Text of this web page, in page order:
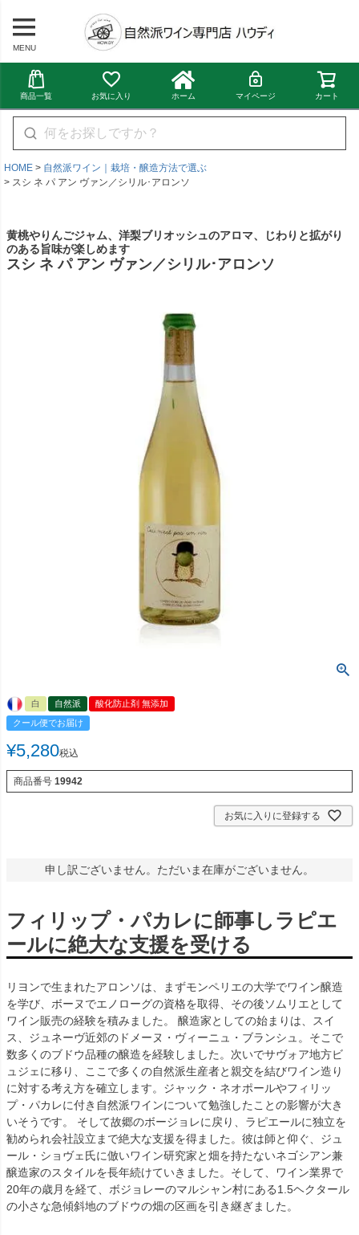
MENU
商品一覧 お気に入り ホーム マイページ カート
HOME
自然派ワイン｜栽培・醸造方法で選ぶ
スシ ネ パ アン ヴァン／シリル･アロンソ
黄桃やりんごジャム、洋梨ブリオッシュのアロマ、じわりと拡がり
のある旨味が楽しめます
スシ ネ パ アン ヴァン／シリル･アロンソ
白 自然派
酸化防止剤 無添加
クール便でお届け
¥5,280税込
商品番号 19942
お気に入りに登録する
申し訳ございません。ただいま在庫がございません。
フィリップ・パカレに師事しラピエ
ールに絶大な支援を受ける
リヨンで生まれたアロンソは、まずモンペリエの大学でワイン醸造
を学び、ボーヌでエノローグの資格を取得、その後ソムリエとして
ワイン販売の経験を積みました。 醸造家としての始まりは、スイ
ス、ジュネーヴ近郊のドメーヌ・ヴィーニュ・ブランシュ。そこで
数多くのブドウ品種の醸造を経験しました。次いでサヴォア地方ビ
ュジェに移り、ここで多くの自然派生産者と親交を結びワイン造り
に対する考え方を確立します。ジャック・ネオポールやフィリッ
プ・パカレに付き自然派ワインについて勉強したことの影響が大き
いそうです。 そして故郷のボージョレに戻り、ラピエールに独立を
勧められ会社設立まで絶大な支援を得ました。彼は師と仰ぐ、ジュ
ール・ショヴェ氏に倣いワイン研究家と畑を持たないネゴシアン兼
醸造家のスタイルを長年続けていきました。そして、ワイン業界で
20年の歳月を経て、ボジョレーのマルシャン村にある1.5ヘクタール
の小さな急傾斜地のブドウの畑の区画を引き継ぎました。